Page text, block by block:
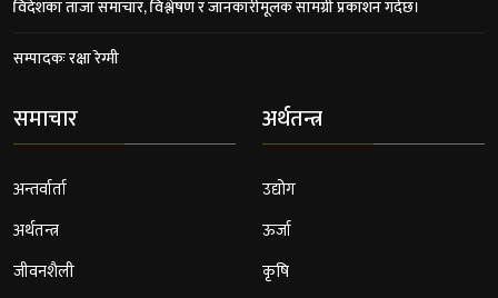
विदेशका ताजा समाचार, विश्लेषण र जानकारीमूलक सामग्री प्रकाशन गर्दछ।
सम्पादकः रक्षा रेग्मी
समाचार
अन्तर्वार्ता
अर्थतन्त्र
जीवनशैली
अर्थतन्त्र
उद्योग
ऊर्जा
कृषि